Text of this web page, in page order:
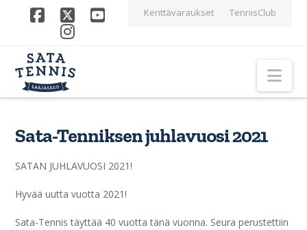
Kenttävaraukset TennisClub
Facebook
X YouTube
Instagram
Sata-Tenniksen juhlavuosi 2021
SATAN JUHLAVUOSI 2021!
Hyvää uutta vuotta 2021!
Sata-Tennis täyttää 40 vuotta tänä vuonna. Seura perustettiin